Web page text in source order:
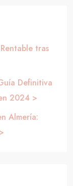
tras
Definitiva
2024 >
Almería: